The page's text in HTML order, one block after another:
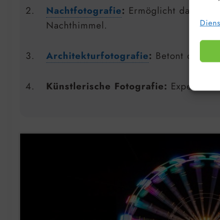
Nachtfotografie: Ermöglicht das
Nachthimmel.
Architekturfotografie: Betont die
Künstlerische Fotografie: